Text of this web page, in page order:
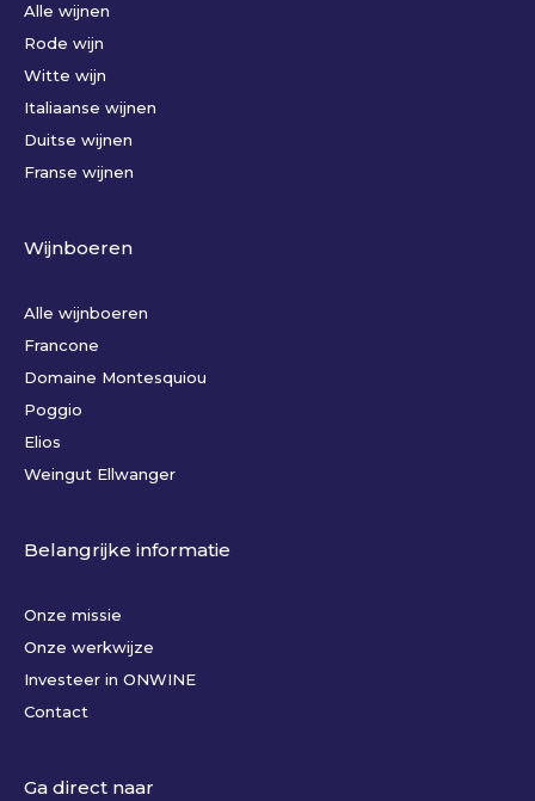
Alle wijnen
Rode wijn
Witte wijn
Italiaanse wijnen
Duitse wijnen
Franse wijnen
Wijnboeren
Alle wijnboeren
Francone
Domaine Montesquiou
Poggio
Elios
Weingut Ellwanger
Belangrijke informatie
Onze missie
Onze werkwijze
Investeer in ONWINE
Contact
Ga direct naar